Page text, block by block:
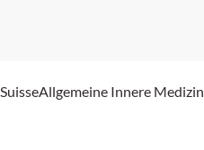
Allgemeine Innere Medizin